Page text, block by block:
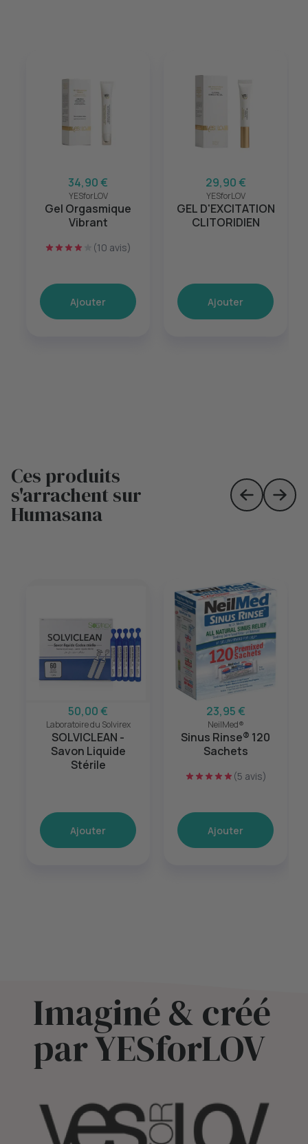
34,90 €
YESforLOV
Gel Orgasmique
Vibrant
(10 avis)
Ajouter
29,90 €
YESforLOV
GEL D'EXCITATION
CLITORIDIEN
Ajouter
Ces produits
s'arrachent sur
Humasana Skip toSkip
50,00 €
Laboratoire du Solvirex
SOLVICLEAN -
Savon Liquide
Stérile
Ajouter
23,95 €
NeilMed®
Sinus Rinse® 120
Sachets
(5 avis)
Ajouter
Imaginé & créé
par YESforLOV